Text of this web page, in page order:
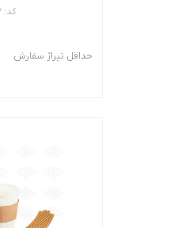
کد: 3683
حداقل تیراژ سفارش